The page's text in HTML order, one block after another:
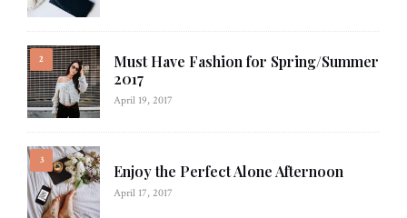
Must Have Fashion for Spring/Summer
2017
April 19, 2017
Enjoy the Perfect Alone Afternoon
April 17, 2017